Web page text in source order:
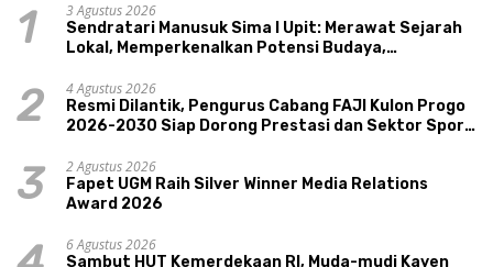
1
3 Agustus 2026
Sendratari Manusuk Sima I Upit: Merawat Sejarah
Lokal, Memperkenalkan Potensi Budaya,
2
4 Agustus 2026
Resmi Dilantik, Pengurus Cabang FAJI Kulon Progo
2026-2030 Siap Dorong Prestasi dan Sektor Sport
3
2 Agustus 2026
Fapet UGM Raih Silver Winner Media Relations
Award 2026
6 Agustus 2026
Sambut HUT Kemerdekaan RI, Muda-mudi Kayen